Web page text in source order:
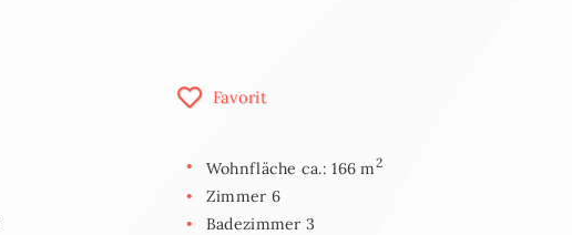
Favorit
Wohnfläche ca.: 166 m2
Zimmer 6
Badezimmer 3